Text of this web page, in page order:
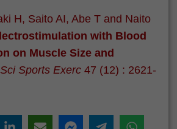
H, Saito AI, Abe T and Naito
with Blood
on Muscle Size and
Sports Exerc 47 (12) : 2621-